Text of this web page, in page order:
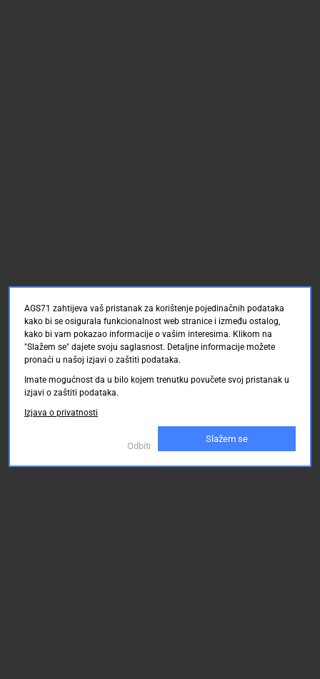
AGS71 zahtijeva vaš pristanak za korištenje pojedinačnih podataka
kako bi se osigurala funkcionalnost web stranice i između ostalog,
kako bi vam pokazao informacije o vašim interesima. Klikom na
"Slažem se" dajete svoju saglasnost. Detaljne informacije možete
pronaći u našoj izjavi o zaštiti podataka.
Imate mogućnost da u bilo kojem trenutku povučete svoj pristanak u
izjavi o zaštiti podataka.
Izjava o privatnosti
Odbiti
Slažem se